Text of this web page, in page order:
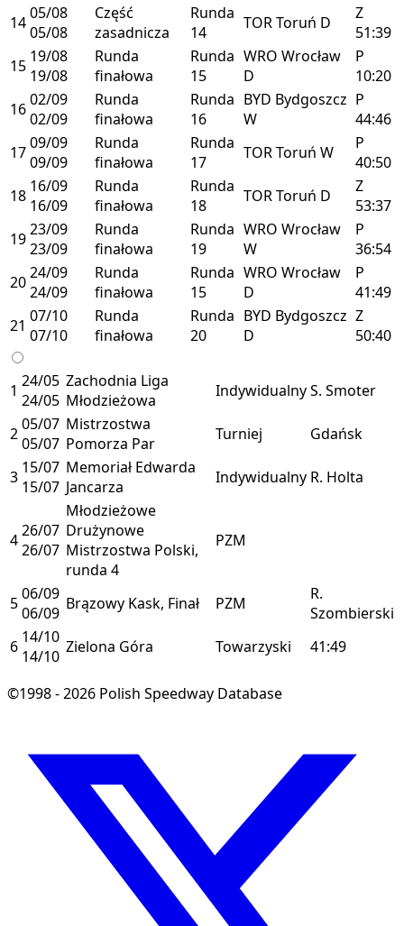
1405/08
05/08
Część
zasadnicza
Runda
14
TORToruń D
Z
51:39
15 19/08
19/08
Runda
finałowa
Runda
15
WRO Wrocław
D
P
10:20
1602/09
02/09
Runda
finałowa
Runda
16
BYD Bydgoszcz
W
P
44:46
1709/09
09/09
Runda
finałowa
Runda
17
TORToruń W
P
40:50
18 16/09
16/09
Runda
finałowa
Runda
18
TORToruń D
Z
53:37
1923/09
23/09
Runda
finałowa
Runda
19
WRO Wrocław
W
P
36:54
2024/09
24/09
Runda
finałowa
Runda
15
WRO Wrocław
D
P
41:49
21 07/10
07/10
Runda
finałowa
Runda
20
BYD Bydgoszcz
D
Z
50:40
1 24/05
24/05
Zachodnia Liga
Młodzieżowa
IndywidualnyS. Smoter
205/07
05/07
Mistrzostwa
Pomorza Par
Turniej Gdańsk
3 15/07
15/07
Memoriał Edwarda
Jancarza
Indywidualny R. Holta
426/07
26/07
Młodzieżowe
Drużynowe
Mistrzostwa Polski,
runda 4
PZM
506/09
06/09 Brązowy Kask, Finał PZM
R.
Szombierski
6 14/10
14/10 Zielona Góra Towarzyski 41:49
©1998 - 2026 Polish Speedway Database